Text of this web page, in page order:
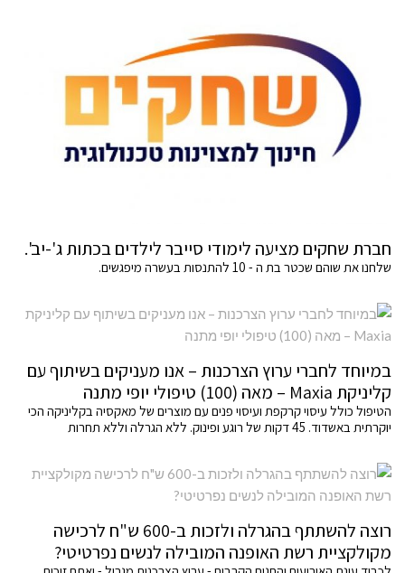
חברת שחקים מציעה לימודי סייבר לילדים בכתות ג'-יב'.
שלחנו את שוהם שכטר בת ה - 10 להתנסות בעשרה מיפגשים.
במיוחד לחברי ערוץ הצרכנות – אנו מעניקים בשיתוף עם
קליניקת Maxia – מאה (100) טיפולי יופי מתנה
הטיפול כולל עיסוי קרקפת ועיסוי פנים עם מוצרים של מאקסיה בקליניקה הכי
יוקרתית באשדוד. 45 דקות של רוגע ופינוק. ללא הגרלה וללא תחרות
רוצה להשתתף בהגרלה ולזכות ב-600 ש"ח לרכישה
מקולקציית רשת האופנה המובילה לנשים נפרטיטי?